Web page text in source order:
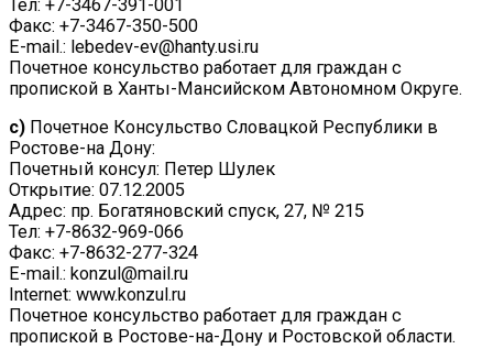
Тел: +7-3467-391-001
Факс: +7-3467-350-500
E-mail.: lebedev-ev@hanty.usi.ru
Почетное консульство работает для граждан с
пропиской в Ханты-Мансийском Автономном Округе.
c) Почетное Консульство Словацкой Республики в
Ростове-на Дону:
Почетный консул: Петер Шулек
Открытие: 07.12.2005
Адрес: пр. Богатяновский спуск, 27, № 215
Тел: +7-8632-969-066
Факс: +7-8632-277-324
E-mail.: konzul@mail.ru
Internet: www.konzul.ru
Почетное консульство работает для граждан с
пропиской в Ростове-на-Дону и Ростовской области.